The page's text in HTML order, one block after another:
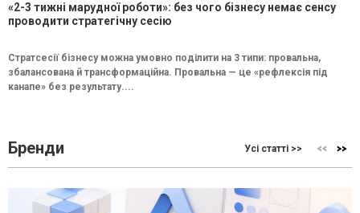
«2-3 тижні марудної роботи»: без чого бізнесу немає сенсу
проводити стратегічну сесію
Стратсесії бізнесу можна умовно поділити на 3 типи: провальна,
збалансована й трансформаційна. Провальна — це «рефлексія під
канапе» без результату....
Бренди Усі статті >>